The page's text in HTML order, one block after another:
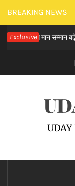
Skip
to
content
BREAKING NEWS
Exclusive
योग मान सम्मान बढ़ेगा अटके
UDAY